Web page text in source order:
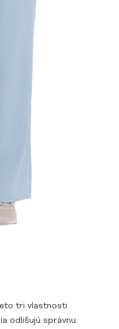
tri vlastnosti
odlišujú správnu